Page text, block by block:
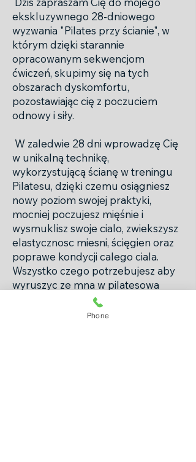
ekskluzywnego 28-dniowego
wyzwania "Pilates przy ścianie", w
którym dzięki starannie
opracowanym sekwencjom
ćwiczeń, skupimy się na tych
obszarach dyskomfortu,
pozostawiając cię z poczuciem
odnowy i siły.
W zaledwie 28 dni wprowadzę Cię
w unikalną technikę,
wykorzystującą ścianę w treningu
Pilatesu, dzięki czemu osiągniesz
nowy poziom swojej praktyki,
mocniej poczujesz mięśnie i
wysmuklisz swoje cialo, zwiekszysz
elastycznosc miesni, ścięgien oraz
poprawe kondycji calego ciala.
Wszystko czego potrzebujesz aby
wyruszyc ze mna w pilatesowa
podróż to mata i kawałek ściany.
Phone